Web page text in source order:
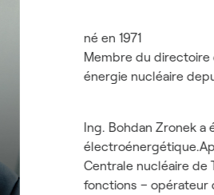
né en 1971
Membre du directoire
énergie nucléaire
Ing. Bohdan Zronek a
Centrale nucléaire de
fonctions – opérateur